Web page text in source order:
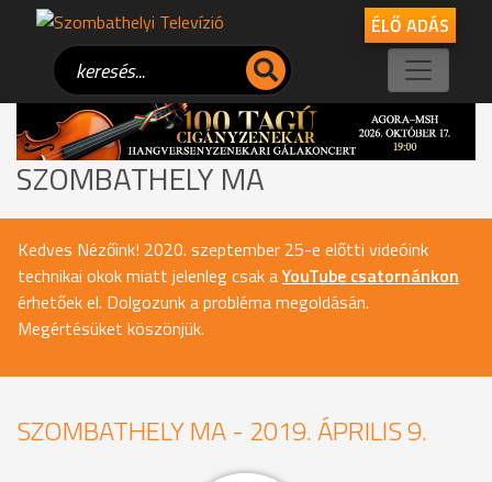
ÉLŐ ADÁS
SZOMBATHELY MA
Kedves Nézőink! 2020. szeptember 25-e előtti videóink
technikai okok miatt jelenleg csak aYouTube csatornánkon
érhetőek el. Dolgozunk a probléma megoldásán.
Megértésüket köszönjük.
SZOMBATHELY MA - 2019. ÁPRILIS 9.